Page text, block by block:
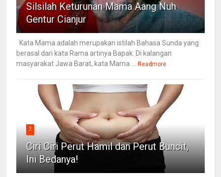
Silsilah Keturunan Mama Aang Nuh
Gentur Cianjur
Kata Mama adalah merupakan istilah Bahasa Sunda yang
berasal dari kata Rama artinya Bapak. Di kalangan
masyarakat Jawa Barat, kata Mama ... Readmore
2
Ciri Ciri Perut Hamil dan Perut Buncit,
Ini Bedanya!